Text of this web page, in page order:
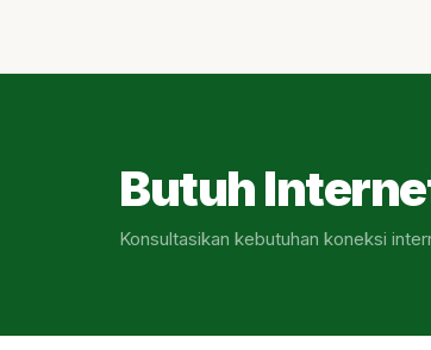
Butuh
Konsultasikan kebutuhan koneksi